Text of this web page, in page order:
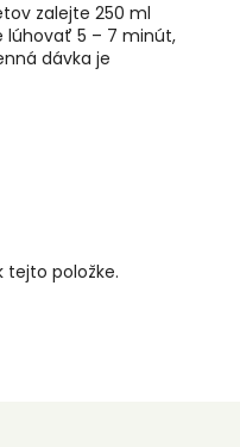
zalejte 250 ml
lúhovať 5 – 7 minút,
dávka je
tejto položke.